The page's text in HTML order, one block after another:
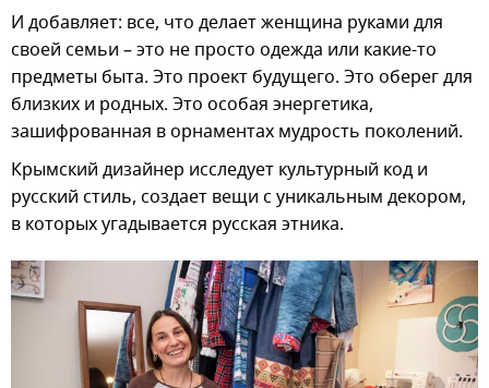
И добавляет: все, что делает женщина руками для
своей семьи – это не просто одежда или какие-то
предметы быта. Это проект будущего. Это оберег для
близких и родных. Это особая энергетика,
зашифрованная в орнаментах мудрость поколений.
Крымский дизайнер исследует культурный код и
русский стиль, создает вещи с уникальным декором,
в которых угадывается русская этника.